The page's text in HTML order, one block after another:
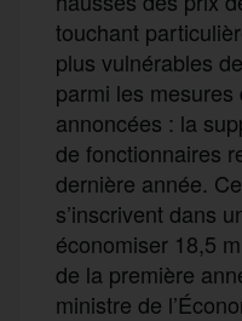
touchant
plus vulnérables
parmi les mesures
annoncées : la
de fonctionnaires
dernière année. C
s’inscrivent dans
économiser 18,5
de la première
ministre de